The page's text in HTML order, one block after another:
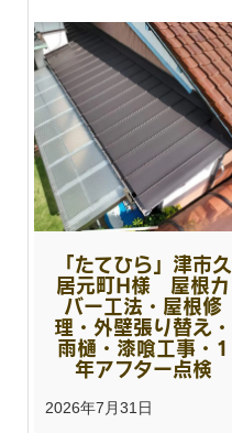
「たてひら」津市久
居元町H様 屋根カ
バー工法・屋根修
理・外壁張り替え・
雨樋・漆喰工事・1
年アフター点検
2026年7月31日